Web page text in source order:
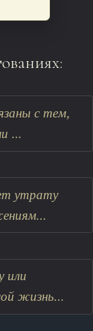
с тем,
...
утрату
или
жизнь...